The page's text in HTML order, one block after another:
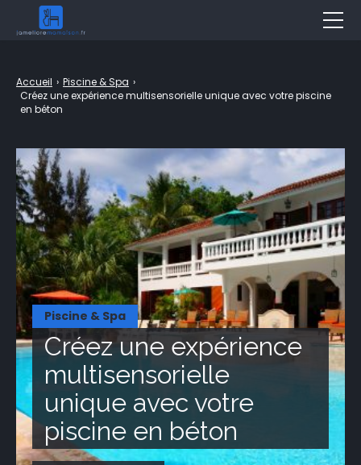
Piscine & Spa
Créez une expérience
multisensorielle
unique avec votre
piscine en béton
Accueil › Piscine & Spa ›
Créez une expérience multisensorielle unique avec votre piscine
en béton
Jardin
Bricolage
Travaux
Entretien
Piscine & Spa
Assurance
Immobilier
CONTACT